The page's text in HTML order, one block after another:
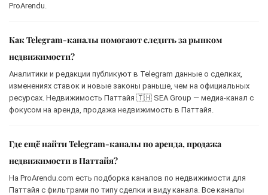
ProArendu.
Как Telegram-каналы помогают следить за рынком
недвижимости?
Аналитики и редакции публикуют в Telegram данные о сделках,
изменениях ставок и новые законы раньше, чем на официальных
ресурсах. Недвижимость Паттайя 🇹🇭 SEA Group — медиа-канал с
фокусом на аренда, продажа недвижимость в Паттайя.
Где ещё найти Telegram-каналы по аренда, продажа
недвижимости в Паттайя?
На ProArendu.com есть подборка каналов по недвижимости для
Паттайя с фильтрами по типу сделки и виду канала. Все каналы